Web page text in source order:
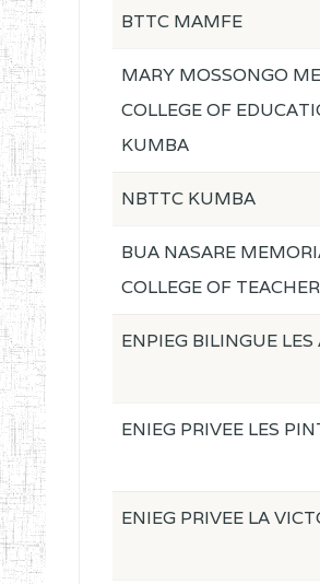
BTTC MAMFE
MARY MOSSONGO
COLLEGE OF
KUMBA
NBTTC KUMBA
BUA NASARE
COLLEGE OF
ENPIEG BILINGUE LES
ENIEG PRIVEE LES
ENIEG PRIVEE LA